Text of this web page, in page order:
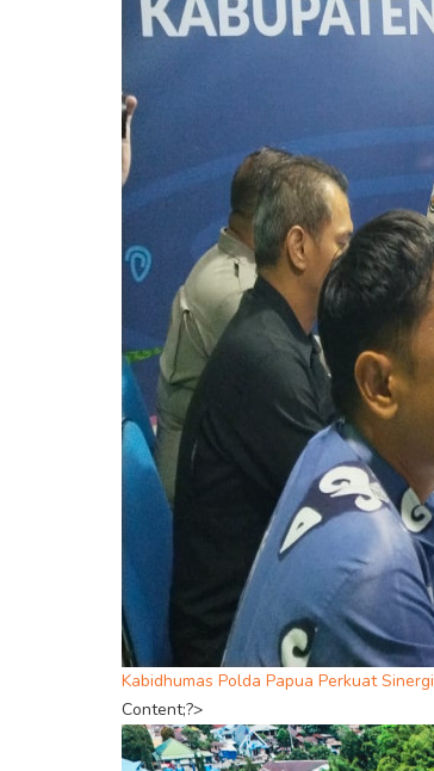
Kabidhumas Polda Papua Perkuat
Content;?>